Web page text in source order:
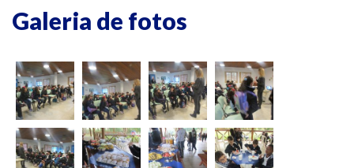
Galeria de fotos